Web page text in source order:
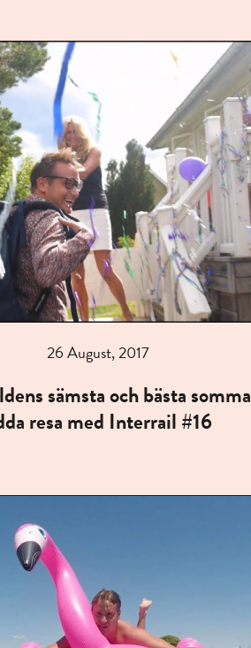
26 August, 2017
sämsta och bästa
resa med Interrail #16